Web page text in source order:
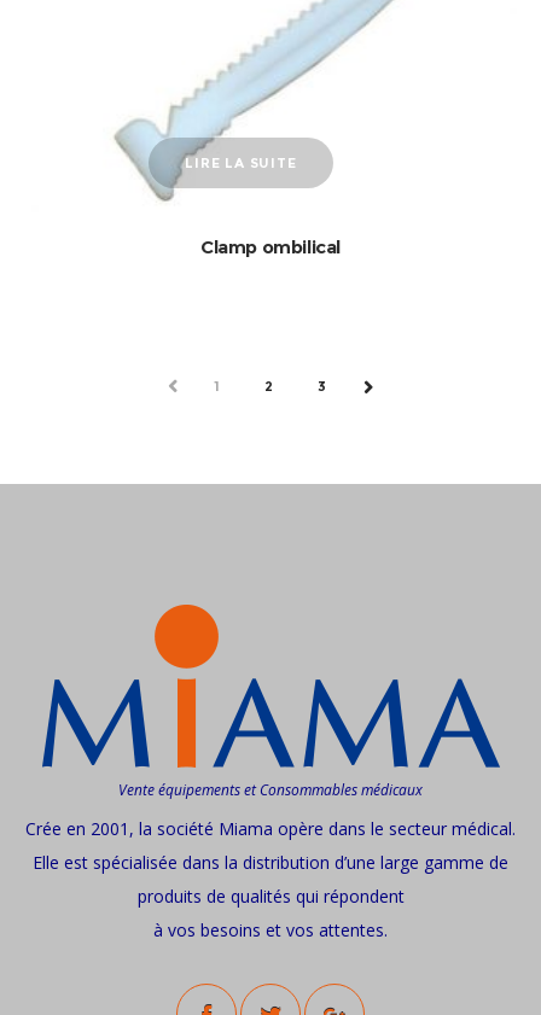
LIRE LA SUITE
Clamp ombilical
PREV1 2 3 NEXT
Vente équipements et Consommables médicaux
Crée en 2001, la société Miama opère dans le secteur médical.
Elle est spécialisée dans la distribution d’une large gamme de
produits de qualités qui répondent
à vos besoins et vos attentes.